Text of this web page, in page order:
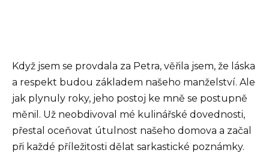
Když jsem se provdala za Petra, věřila jsem, že láska
a respekt budou základem našeho manželství. Ale
jak plynuly roky, jeho postoj ke mně se postupně
měnil. Už neobdivoval mé kulinářské dovednosti,
přestal oceňovat útulnost našeho domova a začal
při každé příležitosti dělat sarkastické poznámky.